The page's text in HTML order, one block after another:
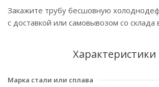
Закажите трубу бесшовную
с доставкой или самовывозом со склада
Характеристики
Марка стали или сплава